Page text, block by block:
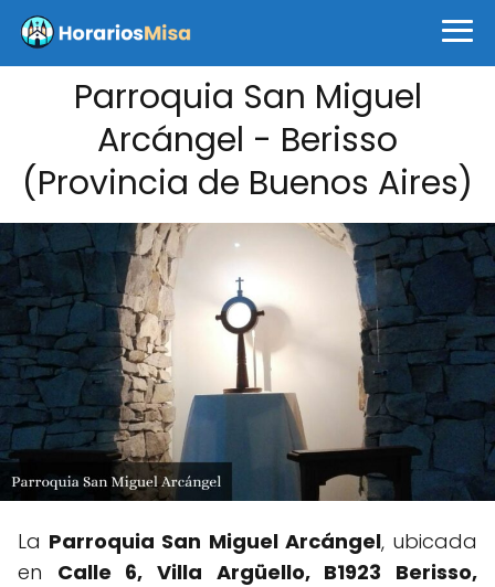
Parroquia San Miguel
Arcángel - Berisso
(Provincia de Buenos Aires)
La Parroquia San Miguel Arcángel, ubicada
en Calle 6, Villa Argüello, B1923 Berisso,